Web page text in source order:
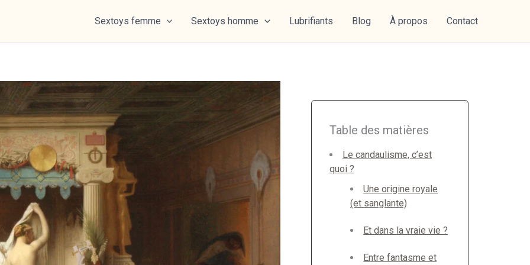
Sextoys femme Sextoys homme Lubrifiants Blog À propos Contact
Table des matières
Le candaulisme, c’est
quoi ?
Une origine royale
(et sanglante)
Et dans la vraie vie ?
Entre fantasme et